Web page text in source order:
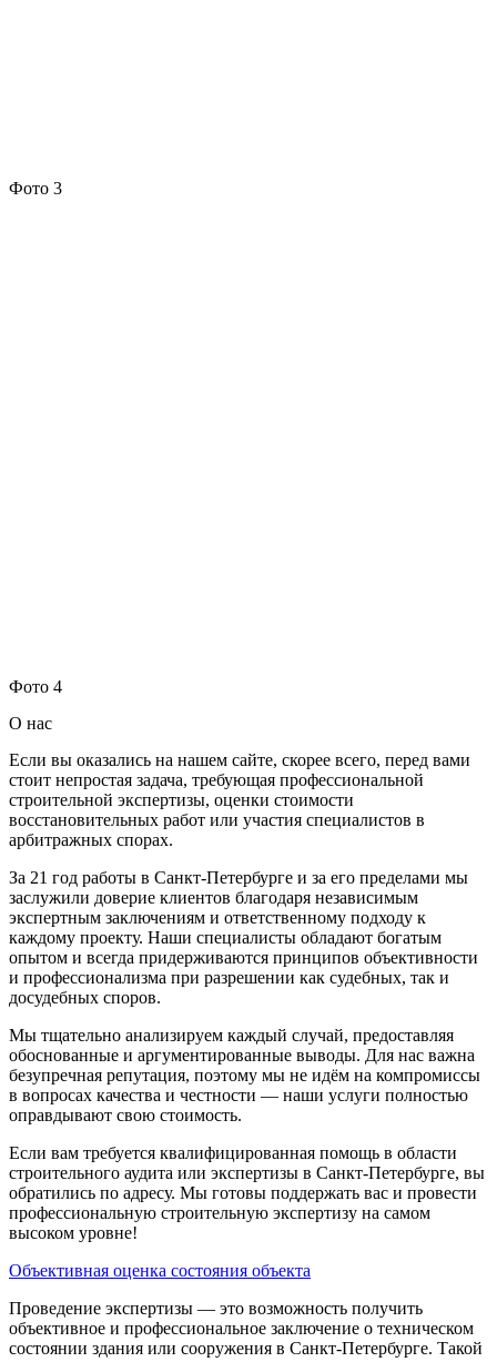
Фото 3
Фото 4
О нас
Если вы оказались на нашем сайте, скорее всего, перед вами
стоит непростая задача, требующая профессиональной
строительной экспертизы, оценки стоимости
восстановительных работ или участия специалистов в
арбитражных спорах.
За 21 год работы в Санкт-Петербурге и за его пределами мы
заслужили доверие клиентов благодаря независимым
экспертным заключениям и ответственному подходу к
каждому проекту. Наши специалисты обладают богатым
опытом и всегда придерживаются принципов объективности
и профессионализма при разрешении как судебных, так и
досудебных споров.
Мы тщательно анализируем каждый случай, предоставляя
обоснованные и аргументированные выводы. Для нас важна
безупречная репутация, поэтому мы не идём на компромиссы
в вопросах качества и честности — наши услуги полностью
оправдывают свою стоимость.
Если вам требуется квалифицированная помощь в области
строительного аудита или экспертизы в Санкт-Петербурге, вы
обратились по адресу. Мы готовы поддержать вас и провести
профессиональную строительную экспертизу на самом
высоком уровне!
Объективная оценка состояния объекта
Проведение экспертизы — это возможность получить
объективное и профессиональное заключение о техническом
состоянии здания или сооружения в Санкт-Петербурге. Такой